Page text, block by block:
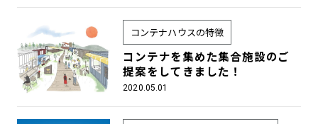
コンテナを集めた集合施設のご
提案をしてきました！
コンテナハウスの特徴
2020.05.01